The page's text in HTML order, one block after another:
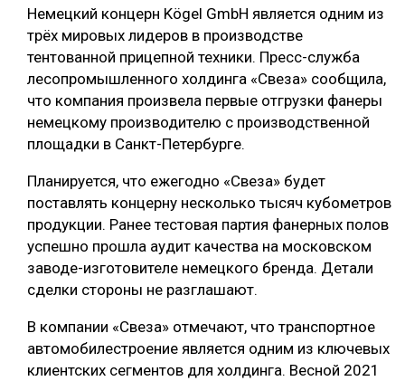
БИОЭНЕРГЕТИКА
ЛЕСОВОССТАНОВЛЕНИЕ И ЗАЩИТА
ЛОГИСТИКА
ПРОИЗВОДСТВО ДРЕВЕСНЫХ ПЛИТ
ЦБП
ЛЕСОПИЛЕНИЕ
БЕЗОПАСНОЕ ПРОИЗВОДСТВО
СОРТИРОВКА ДРЕВЕСИНЫ
СУШКА ДРЕВЕСИНЫ
ТЕМАТИЧЕСКИЕ ПРОЕКТЫ
ПОДБОРКИ СТАТЕЙ
Немецкий концерн Kögel GmbH является одним из
трёх мировых лидеров в производстве
тентованной прицепной техники. Пресс-служба
лесопромышленного холдинга «Свеза» сообщила,
что компания произвела первые отгрузки фанеры
немецкому производителю с производственной
площадки в Санкт-Петербурге.
Планируется, что ежегодно «Свеза» будет
поставлять концерну несколько тысяч кубометров
продукции. Ранее тестовая партия фанерных полов
успешно прошла аудит качества на московском
заводе-изготовителе немецкого бренда. Детали
сделки стороны не разглашают.
В компании «Свеза» отмечают, что транспортное
автомобилестроение является одним из ключевых
клиентских сегментов для холдинга. Весной 2021